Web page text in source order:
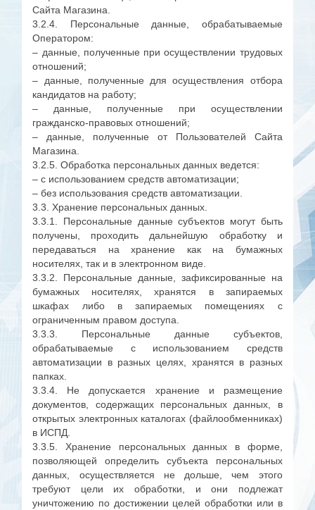
Сайта Магазина.
3.2.4. Персональные данные, обрабатываемые
Оператором:
– данные, полученные при осуществлении трудовых
отношений;
– данные, полученные для осуществления отбора
кандидатов на работу;
– данные, полученные при осуществлении
гражданско-правовых отношений;
– данные, полученные от Пользователей Сайта
Магазина.
3.2.5. Обработка персональных данных ведется:
– с использованием средств автоматизации;
– без использования средств автоматизации.
3.3. Хранение персональных данных.
3.3.1. Персональные данные субъектов могут быть
получены, проходить дальнейшую обработку и
передаваться на хранение как на бумажных
носителях, так и в электронном виде.
3.3.2. Персональные данные, зафиксированные на
бумажных носителях, хранятся в запираемых
шкафах либо в запираемых помещениях с
ограниченным правом доступа.
3.3.3. Персональные данные субъектов,
обрабатываемые с использованием средств
автоматизации в разных целях, хранятся в разных
папках.
3.3.4. Не допускается хранение и размещение
документов, содержащих персональных данных, в
открытых электронных каталогах (файлообменниках)
в ИСПД.
3.3.5. Хранение персональных данных в форме,
позволяющей определить субъекта персональных
данных, осуществляется не дольше, чем этого
требуют цели их обработки, и они подлежат
уничтожению по достижении целей обработки или в